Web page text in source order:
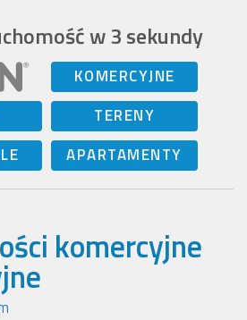
w 3 sekundy
KOMERCYJNE
TERENY
APARTAMENTY
komercyjne